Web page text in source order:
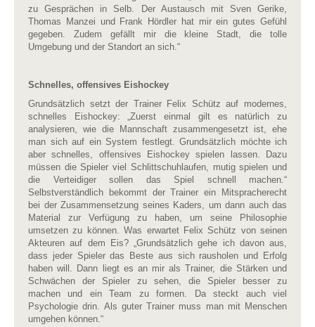
zu Gesprächen in Selb. Der Austausch mit Sven Gerike,
Thomas Manzei und Frank Hördler hat mir ein gutes Gefühl
gegeben. Zudem gefällt mir die kleine Stadt, die tolle
Umgebung und der Standort an sich.“
Schnelles, offensives Eishockey
Grundsätzlich setzt der Trainer Felix Schütz auf modernes,
schnelles Eishockey: „Zuerst einmal gilt es natürlich zu
analysieren, wie die Mannschaft zusammengesetzt ist, ehe
man sich auf ein System festlegt. Grundsätzlich möchte ich
aber schnelles, offensives Eishockey spielen lassen. Dazu
müssen die Spieler viel Schlittschuhlaufen, mutig spielen und
die Verteidiger sollen das Spiel schnell machen.“
Selbstverständlich bekommt der Trainer ein Mitspracherecht
bei der Zusammensetzung seines Kaders, um dann auch das
Material zur Verfügung zu haben, um seine Philosophie
umsetzen zu können. Was erwartet Felix Schütz von seinen
Akteuren auf dem Eis? „Grundsätzlich gehe ich davon aus,
dass jeder Spieler das Beste aus sich rausholen und Erfolg
haben will. Dann liegt es an mir als Trainer, die Stärken und
Schwächen der Spieler zu sehen, die Spieler besser zu
machen und ein Team zu formen. Da steckt auch viel
Psychologie drin. Als guter Trainer muss man mit Menschen
umgehen können.“